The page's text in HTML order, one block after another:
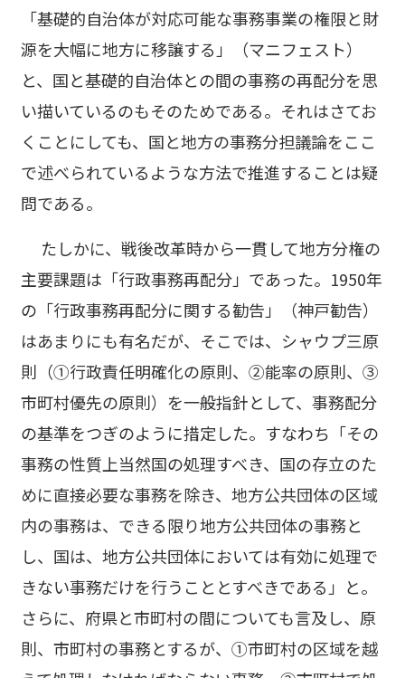
「基礎的自治体が対応可能な事務事業の権限と財
源を大幅に地方に移譲する」（マニフェスト）
と、国と基礎的自治体との間の事務の再配分を思
い描いているのもそのためである。それはさてお
くことにしても、国と地方の事務分担議論をここ
で述べられているような方法で推進することは疑
問である。
たしかに、戦後改革時から一貫して地方分権の
主要課題は「行政事務再配分」であった。1950年
の「行政事務再配分に関する勧告」（神戸勧告）
はあまりにも有名だが、そこでは、シャウプ三原
則（①行政責任明確化の原則、②能率の原則、③
市町村優先の原則）を一般指針として、事務配分
の基準をつぎのように措定した。すなわち「その
事務の性質上当然国の処理すべき、国の存立のた
めに直接必要な事務を除き、地方公共団体の区域
内の事務は、できる限り地方公共団体の事務と
し、国は、地方公共団体においては有効に処理で
きない事務だけを行うこととすべきである」と。
さらに、府県と市町村の間についても言及し、原
則、市町村の事務とするが、①市町村の区域を越